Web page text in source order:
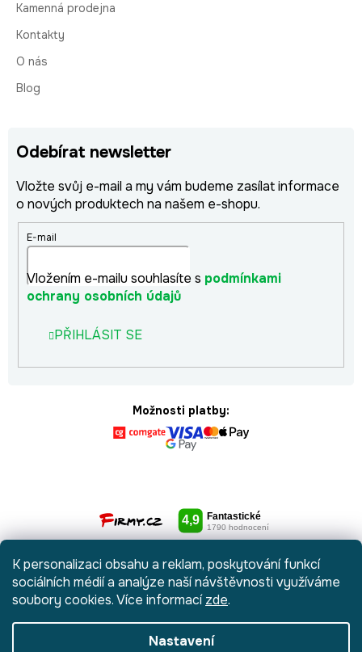
K personalizaci obsahu a reklam, poskytování funkcí
sociálních médií a analýze naší návštěvnosti využíváme
soubory cookies. Více informacízde.
Nastavení
Kamenná prodejna
Kontakty
O nás
Blog
Odebírat newsletter
Vložte svůj e-mail a my vám budeme zasílat informace
o nových produktech na našem e-shopu.
E-mail
Vložením e-mailu souhlasíte s podmínkami
ochrany osobních údajů
PŘIHLÁSIT SE
Možnosti platby: